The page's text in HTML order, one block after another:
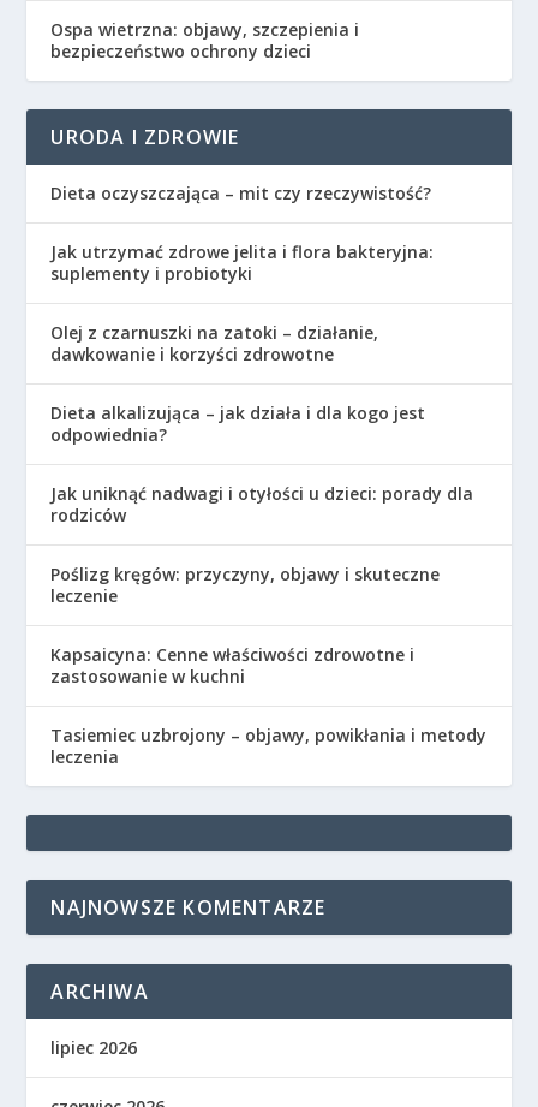
Ospa wietrzna: objawy, szczepienia i
bezpieczeństwo ochrony dzieci
URODA I ZDROWIE
Dieta oczyszczająca – mit czy rzeczywistość?
Jak utrzymać zdrowe jelita i flora bakteryjna:
suplementy i probiotyki
Olej z czarnuszki na zatoki – działanie,
dawkowanie i korzyści zdrowotne
Dieta alkalizująca – jak działa i dla kogo jest
odpowiednia?
Jak uniknąć nadwagi i otyłości u dzieci: porady dla
rodziców
Poślizg kręgów: przyczyny, objawy i skuteczne
leczenie
Kapsaicyna: Cenne właściwości zdrowotne i
zastosowanie w kuchni
Tasiemiec uzbrojony – objawy, powikłania i metody
leczenia
NAJNOWSZE KOMENTARZE
ARCHIWA
lipiec 2026